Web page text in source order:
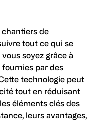
chantiers de
tout ce qui se
soyez grâce à
fournies par des
technologie peut
tout en réduisant
éléments clés des
leurs avantages,